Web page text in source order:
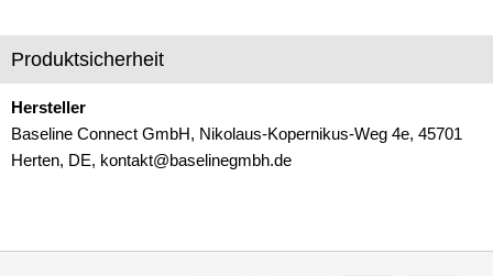
für Chrysler
für Dacia
für Daewoo
für Fiat
Produktsicherheit
Hersteller
Baseline Connect GmbH, Nikolaus-Kopernikus-Weg 4e, 45701
Herten, DE, kontakt@baselinegmbh.de